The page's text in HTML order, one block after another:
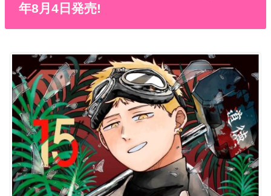
年8月4日発売!